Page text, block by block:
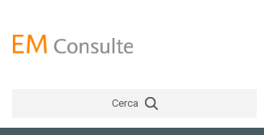
Cerca